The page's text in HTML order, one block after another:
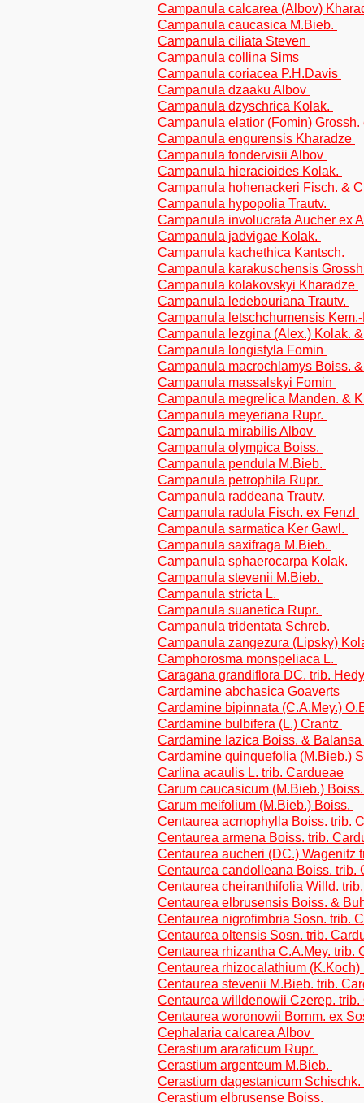
Campanula calcarea (Albov)
Campanula caucasica M.Bieb.
Campanula ciliata Steven
Campanula collina Sims
Campanula coriacea P.H.Davis
Campanula dzaaku Albov
Campanula dzyschrica Kolak.
Campanula elatior (Fomin)
Campanula engurensis Kharadze
Campanula fondervisii Albov
Campanula hieracioides Kolak.
Campanula hohenackeri Fisch. &
Campanula hypopolia Trautv.
Campanula involucrata Aucher ex
Campanula jadvigae Kolak.
Campanula kachethica Kantsch.
Campanula karakuschensis
Campanula kolakovskyi Kharadze
Campanula ledebouriana Trautv.
Campanula letschchumensis
Campanula lezgina (Alex.) Kolak.
Campanula longistyla Fomin
Campanula macrochlamys Boiss.
Campanula massalskyi Fomin
Campanula megrelica Manden. &
Campanula meyeriana Rupr.
Campanula mirabilis Albov
Campanula olympica Boiss.
Campanula pendula M.Bieb.
Campanula petrophila Rupr.
Campanula raddeana Trautv.
Campanula radula Fisch. ex Fenzl
Campanula sarmatica Ker Gawl.
Campanula saxifraga M.Bieb.
Campanula sphaerocarpa Kolak.
Campanula stevenii M.Bieb.
Campanula stricta L.
Campanula suanetica Rupr.
Campanula tridentata Schreb.
Campanula zangezura (Lipsky)
Camphorosma monspeliaca L.
Caragana grandiflora DC. trib.
Cardamine abchasica Goaverts
Cardamine bipinnata (C.A.Mey.)
Cardamine bulbifera (L.) Crantz
Cardamine lazica Boiss. & Balansa
Cardamine quinquefolia (M.Bieb.)
Carlina acaulis L. trib. Cardueae
Carum caucasicum (M.Bieb.)
Carum meifolium (M.Bieb.) Boiss.
Centaurea acmophylla Boiss. trib.
Centaurea armena Boiss. trib.
Centaurea aucheri (DC.) Wagenitz
Centaurea candolleana Boiss. trib.
Centaurea cheiranthifolia Willd.
Centaurea elbrusensis Boiss. &
Centaurea nigrofimbria Sosn. trib.
Centaurea oltensis Sosn. trib.
Centaurea rhizantha C.A.Mey. trib.
Centaurea rhizocalathium
Centaurea stevenii M.Bieb. trib.
Centaurea willdenowii Czerep. trib.
Centaurea woronowii Bornm. ex
Cephalaria calcarea Albov
Cerastium araraticum Rupr.
Cerastium argenteum M.Bieb.
Cerastium dagestanicum Schischk.
Cerastium elbrusense Boiss.